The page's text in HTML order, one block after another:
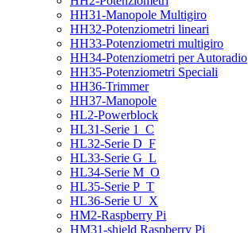
HH31-Manopole Multigiro
HH32-Potenziometri lineari
HH33-Potenziometri multigiro
HH34-Potenziometri per Autoradio
HH35-Potenziometri Speciali
HH36-Trimmer
HH37-Manopole
HL2-Powerblock
HL31-Serie 1_C
HL32-Serie D_F
HL33-Serie G_L
HL34-Serie M_O
HL35-Serie P_T
HL36-Serie U_X
HM2-Raspberry Pi
HM31-shield Raspberry Pi